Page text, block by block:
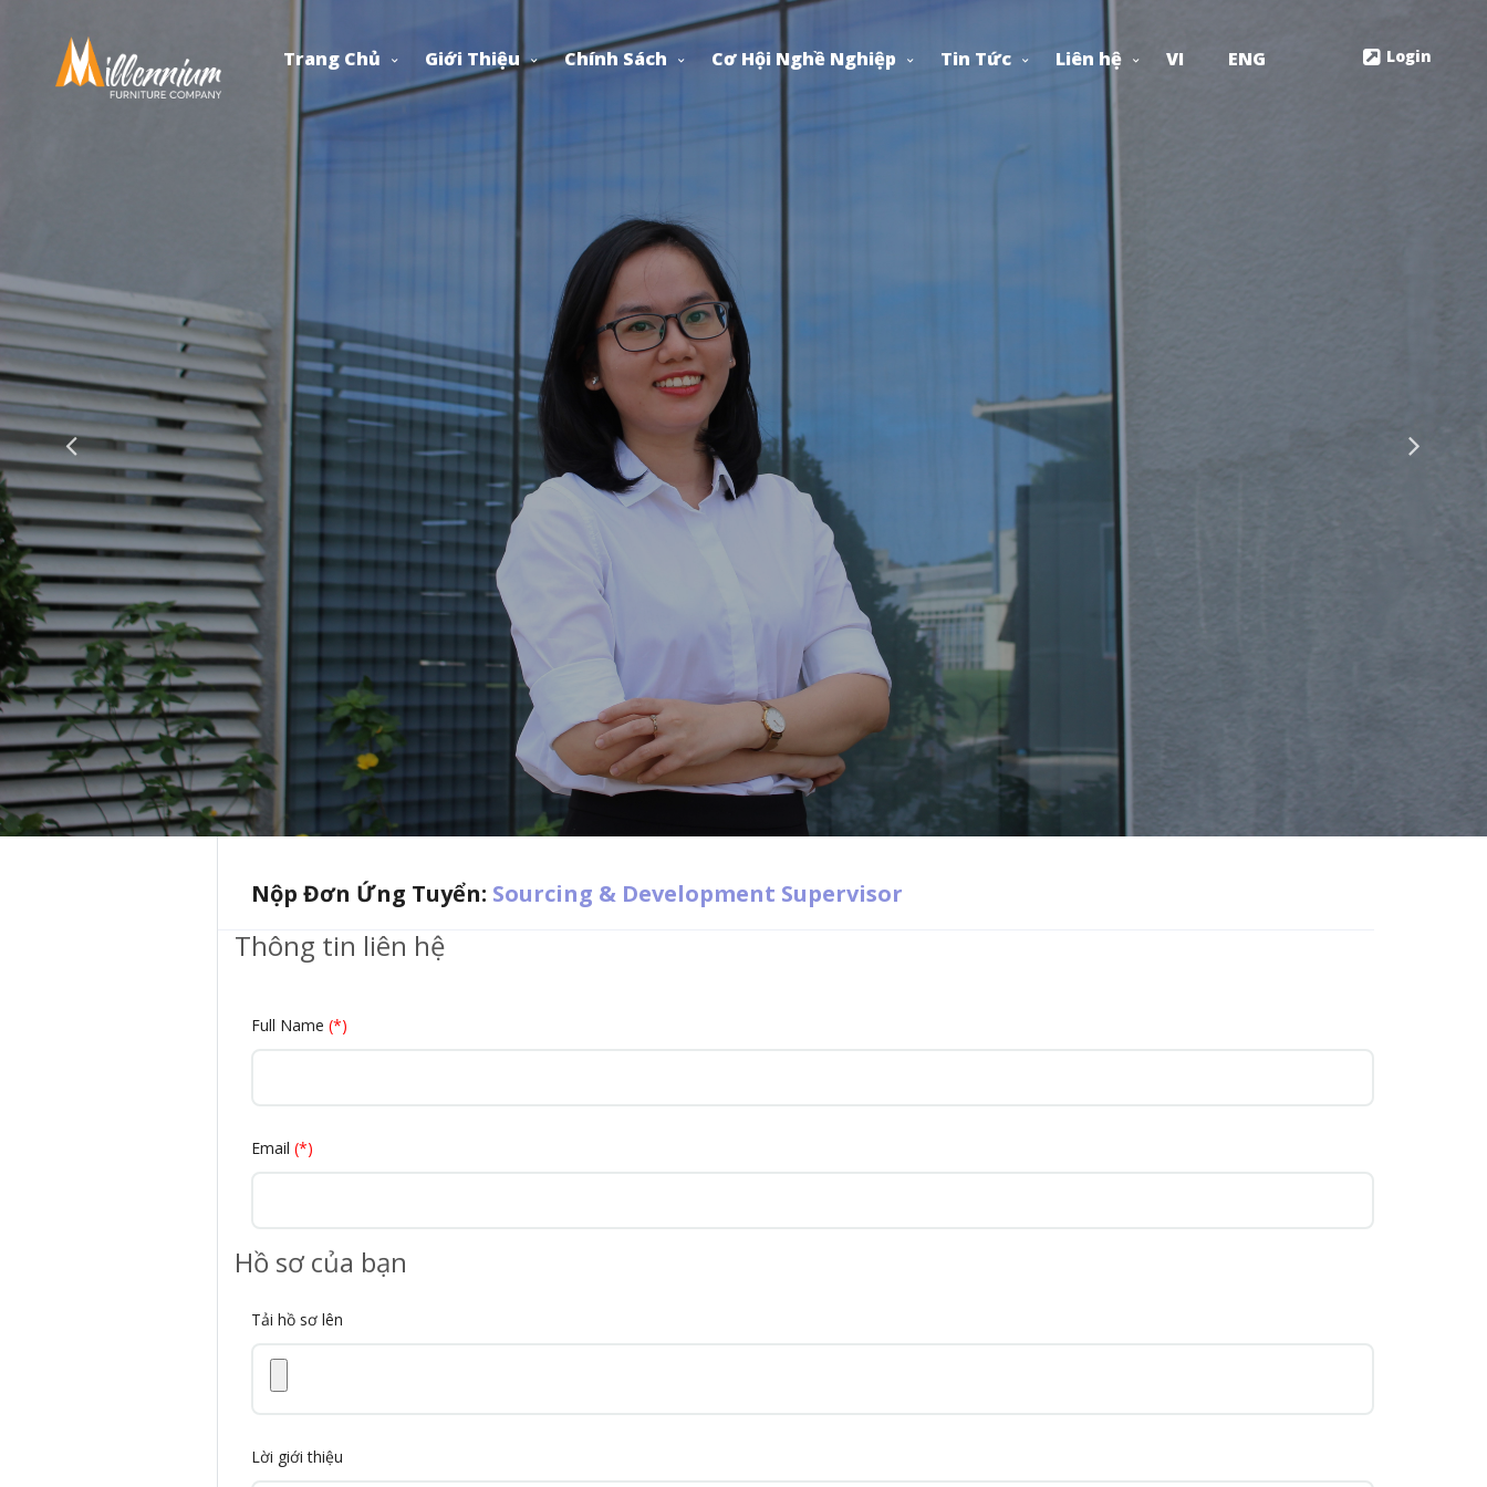
Login
Trang Chủ Giới Thiệu Chính Sách Cơ Hội Nghề Nghiệp Tin Tức Liên hệ VI ENG
Nộp Đơn Ứng Tuyển: Sourcing & Development Supervisor
Thông tin liên hệ
Full Name (*)
Email (*)
Hồ sơ của bạn
Tải hồ sơ lên
Lời giới thiệu